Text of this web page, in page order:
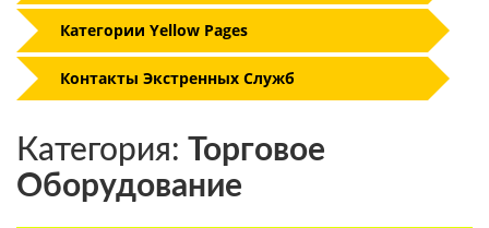
Категория: Торговое
Оборудование
Категории Yellow Pages
Контакты Экстренных Служб